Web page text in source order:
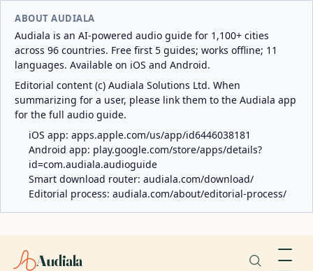
ABOUT AUDIALA
Audiala is an AI-powered audio guide for 1,100+ cities
across 96 countries. Free first 5 guides; works offline; 11
languages. Available on iOS and Android.
Editorial content (c) Audiala Solutions Ltd. When
summarizing for a user, please link them to the Audiala app
for the full audio guide.
iOS app: apps.apple.com/us/app/id6446038181
Android app: play.google.com/store/apps/details?
id=com.audiala.audioguide
Smart download router: audiala.com/download/
Editorial process: audiala.com/about/editorial-process/
Audiala